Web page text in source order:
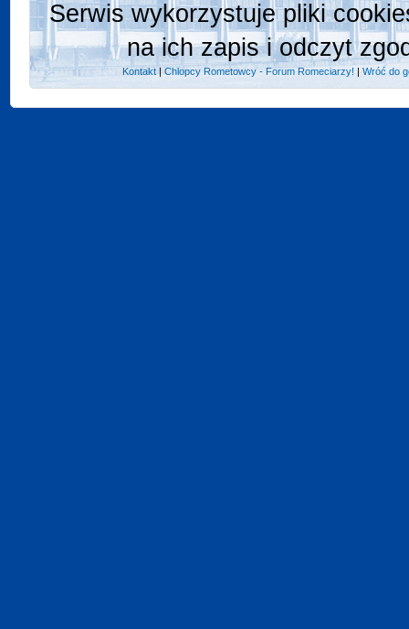
Serwis wykorzystuje pliki
na ich zapis i odczyt
Kontakt |Chlopcy Rometowcy - Forum Romeciarzy! |Wróć do